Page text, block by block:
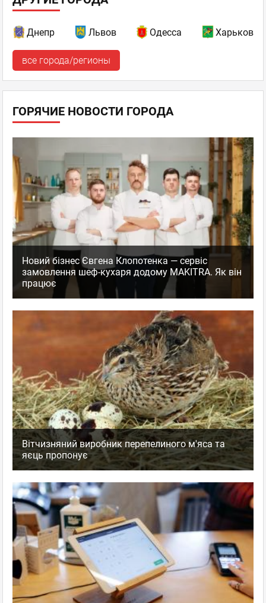
Днепр Львов Одесса Харьков
все города/регионы
ГОРЯЧИЕ НОВОСТИ ГОРОДА
Новий бізнес Євгена Клопотенка — сервіс
замовлення шеф-кухаря додому MAKITRA. Як він
працює
Вітчизняний виробник перепелиного м'яса та
яєць пропонує